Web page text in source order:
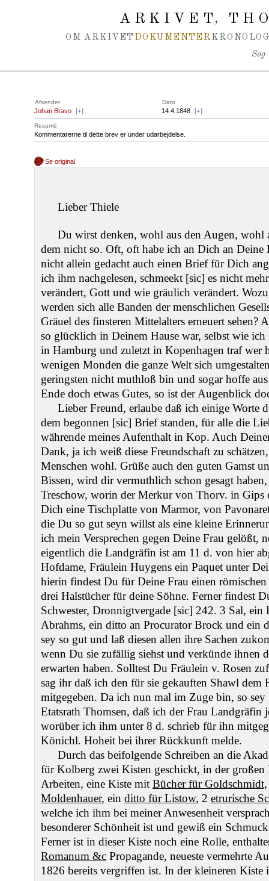
ARKIVET,
OM ARKIVET DOKUMENTER
Søg
Afsender Dato
Johan Bravo [+] 14.4.1848 [+]
Resumé
Kommentarerne til dette brev er under udarbejdelse.
Se original
Lieber Thiele
Du wirst denken, wohl aus den Augen, wohl
dem nicht so. Oft, oft habe ich an Dich an Deine
nicht allein gedacht auch einen Brief für Dich
ich ihm nachgelesen, schmeekt [sic] es nicht
verändert, Gott und wie gräulich verändert.
werden sich alle Banden der menschlichen
Gräuel des finsteren Mittelalters erneuert sehen?
so glücklich in Deinem Hause war, selbst wie
in Hamburg und zuletzt in Kopenhagen traf wer
wenigen Monden die ganze Welt sich
geringsten nicht muthloß bin und sogar hoffe
Ende doch etwas Gutes, so ist der Augenblick
Lieber Freund, erlaube daß ich einige Worte
dem begonnen [sic] Brief standen, für alle die
währende meines Aufenthalt in Kop. Auch
Dank, ja ich weiß diese Freundschaft zu
Menschen wohl. Grüße auch den guten Gamst
Bissen, wird dir vermuthlich schon gesagt
Treschow, worin der Merkur von Thorv. in Gips
Dich eine Tischplatte von Marmor, von
die Du so gut seyn willst als eine kleine
ich mein Versprechen gegen Deine Frau gelößt,
eigentlich die Landgräfin ist am 11 d. von hier
Hofdame, Fräulein Huygens ein Paquet unter
hierin findest Du für Deine Frau einen
drei Halstücher für deine Söhne. Ferner findest
Schwester, Dronnigtvergade [sic] 242. 3 Sal,
Abrahms, ein ditto an Procurator Brock und ein
sey so gut und laß diesen allen ihre Sachen
wenn Du sie zufällig siehst und verkünde ihnen
erwarten haben. Solltest Du Fräulein v. Rosen
sag ihr daß ich den für sie gekauften Shawl dem
mitgegeben. Da ich nun mal im Zuge bin, so
Etatsrath Thomsen, daß ich der Frau Landgräfin
worüber ich ihm unter 8 d. schrieb für ihn
Könichl. Hoheit bei ihrer Rückkunft melde.
Durch das beifolgende Schreiben an die
für Kolberg zwei Kisten geschickt, in der großen
Arbeiten, eine Kiste mit Bücher für Goldschmidt,
Moldenhauer, ein ditto für Listow, 2 etrurische
welche ich ihm bei meiner Anwesenheit
besonderer Schönheit ist und gewiß ein
Ferner ist in dieser Kiste noch eine Rolle,
Romanum &c Propagande, neueste vermehrte
1826 bereits vergriffen ist. In der kleineren Kiste